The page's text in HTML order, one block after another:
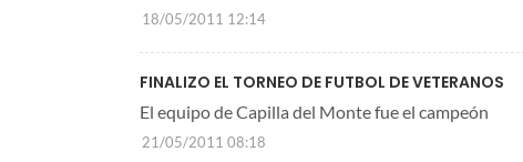
18/05/2011 12:14
FINALIZO EL TORNEO DE FUTBOL DE VETERANOS
El equipo de Capilla del Monte fue el campeón
21/05/2011 08:18